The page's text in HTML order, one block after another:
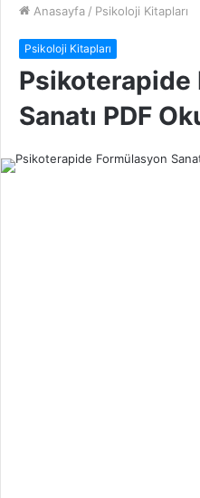
Anasayfa / Psikoloji Kitapları
Psikoloji Kitapları
Psikoterapide
Sanatı PDF